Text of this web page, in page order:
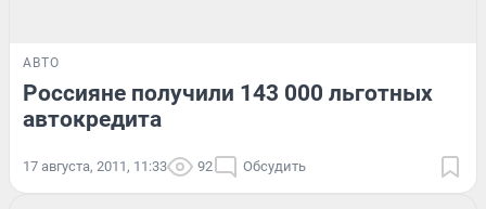
АВТО
Россияне получили 143 000 льготных
автокредита
17 августа, 2011, 11:33 92 Обсудить